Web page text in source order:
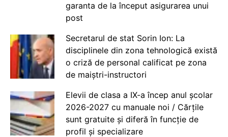
garanta de la început asigurarea unui
post
Secretarul de stat Sorin Ion: La
disciplinele din zona tehnologică există
o criză de personal calificat pe zona
de maiștri-instructori
Elevii de clasa a IX-a încep anul școlar
2026-2027 cu manuale noi / Cărțile
sunt gratuite și diferă în funcție de
profil și specializare